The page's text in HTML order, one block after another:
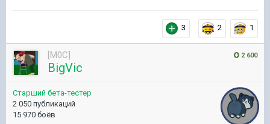
3 2 1
2 600
[M0C]
BigVic
Старший бета-тестер
2 050 публикаций
15 970 боёв